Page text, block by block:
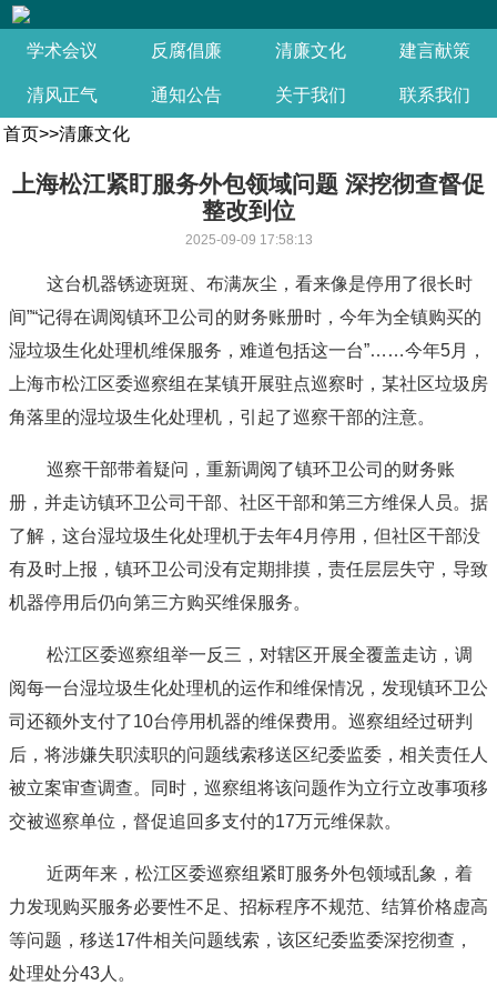
学术会议 反腐倡廉 清廉文化 建言献策
清风正气 通知公告 关于我们 联系我们
首页>>清廉文化
上海松江紧盯服务外包领域问题 深挖彻查督促
整改到位
2025-09-09 17:58:13
这台机器锈迹斑斑、布满灰尘，看来像是停用了很长时
间”“记得在调阅镇环卫公司的财务账册时，今年为全镇购买的
湿垃圾生化处理机维保服务，难道包括这一台”……今年5月，
上海市松江区委巡察组在某镇开展驻点巡察时，某社区垃圾房
角落里的湿垃圾生化处理机，引起了巡察干部的注意。
巡察干部带着疑问，重新调阅了镇环卫公司的财务账
册，并走访镇环卫公司干部、社区干部和第三方维保人员。据
了解，这台湿垃圾生化处理机于去年4月停用，但社区干部没
有及时上报，镇环卫公司没有定期排摸，责任层层失守，导致
机器停用后仍向第三方购买维保服务。
松江区委巡察组举一反三，对辖区开展全覆盖走访，调
阅每一台湿垃圾生化处理机的运作和维保情况，发现镇环卫公
司还额外支付了10台停用机器的维保费用。巡察组经过研判
后，将涉嫌失职渎职的问题线索移送区纪委监委，相关责任人
被立案审查调查。同时，巡察组将该问题作为立行立改事项移
交被巡察单位，督促追回多支付的17万元维保款。
近两年来，松江区委巡察组紧盯服务外包领域乱象，着
力发现购买服务必要性不足、招标程序不规范、结算价格虚高
等问题，移送17件相关问题线索，该区纪委监委深挖彻查，
处理处分43人。